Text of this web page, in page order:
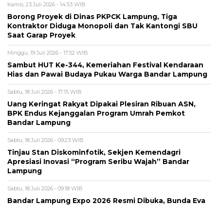
Kamis, 23 Juli 2026 - 14:53 WIB
Borong Proyek di Dinas PKPCK Lampung, Tiga
Kontraktor Diduga Monopoli dan Tak Kantongi SBU
Saat Garap Proyek
Minggu, 19 Juli 2026 - 17:52 WIB
Sambut HUT Ke-344, Kemeriahan Festival Kendaraan
Hias dan Pawai Budaya Pukau Warga Bandar Lampung
Sabtu, 18 Juli 2026 - 17:15 WIB
Uang Keringat Rakyat Dipakai Plesiran Ribuan ASN,
BPK Endus Kejanggalan Program Umrah Pemkot
Bandar Lampung
Sabtu, 18 Juli 2026 - 09:23 WIB
Tinjau Stan Diskominfotik, Sekjen Kemendagri
Apresiasi Inovasi “Program Seribu Wajah” Bandar
Lampung
Sabtu, 18 Juli 2026 - 09:18 WIB
Bandar Lampung Expo 2026 Resmi Dibuka, Bunda Eva